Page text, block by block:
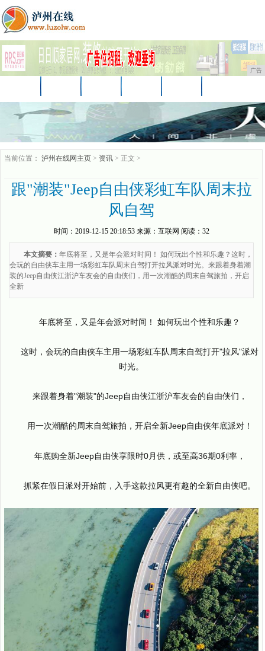
广告
商讯 游戏
当前位置： 泸州在线网主页 > 资讯 > 正文 >
跟"潮装"Jeep自由侠彩虹车队周末拉
风自驾
时间： 2019-12-15 20:18:53来源： 互联网 阅读：32
本文摘要： 年底将至，又是年会派对时间！ 如何玩出个性和乐趣？这时，
会玩的自由侠车主用一场彩虹车队周末自驾打开拉风派对时光。来跟着身着潮
装的Jeep自由侠江浙沪车友会的自由侠们，用一次潮酷的周末自驾旅拍，开启
全新
年底将至，又是年会派对时间！ 如何玩出个性和乐趣？
这时，会玩的自由侠车主用一场彩虹车队周末自驾打开"拉风"派对
时光。
来跟着身着"潮装"的Jeep自由侠江浙沪车友会的自由侠们，
用一次潮酷的周末自驾旅拍，开启全新Jeep自由侠年底派对！
年底购全新Jeep自由侠享限时0月供，或至高36期0利率，
抓紧在假日派对开始前，入手这款拉风更有趣的全新自由侠吧。